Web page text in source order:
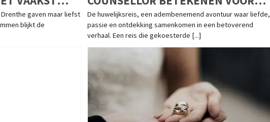
gaven maar liefst
blijkt de
JULLIE HUWELIJKSREIS?
De huwelijksreis, een adembenemend avontuur waar liefde,
passie en ontdekking samenkomen in een betoverend
verhaal. Een reis die gekoesterde [...]